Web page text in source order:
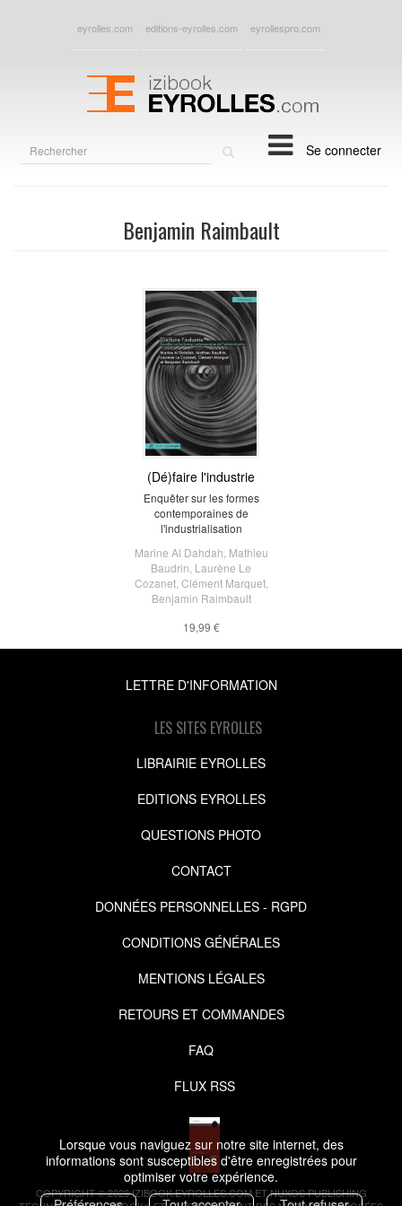
Lorsque vous naviguez sur notre site internet, des
informations sont susceptibles d'être enregistrées pour
optimiser votre expérience.
eyrolles.com editions-eyrolles.com eyrollespro.com
Se connecter
Benjamin Raimbault
(Dé)faire l'industrie
Enquêter sur les formes
contemporaines de
l'industrialisation
Marine Al Dahdah Mathieu
Baudrin Laurène Le
Cozanet, Clément Marquet,
Benjamin Raimbault
19,99 €
LETTRE D'INFORMATION
LES SITES EYROLLES
LIBRAIRIE EYROLLES
EDITIONS EYROLLES
QUESTIONS PHOTO
CONTACT
DONNÉES PERSONNELLES - RGPD
CONDITIONS GÉNÉRALES
MENTIONS LÉGALES
RETOURS ET COMMANDES
FAQ
FLUX RSS
COPYRIGHT © 2026 IZIBOOK.EYROLLES.COM ET NUXOS PUBLISHING